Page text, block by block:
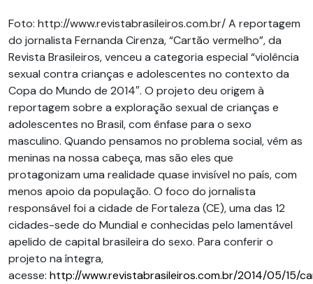
Foto: http://www.revistabrasileiros.com.br/ A reportagem
do jornalista Fernanda Cirenza, “Cartão vermelho”, da
Revista Brasileiros, venceu a categoria especial “violência
sexual contra crianças e adolescentes no contexto da
Copa do Mundo de 2014″. O projeto deu origem à
reportagem sobre a exploração sexual de crianças e
adolescentes no Brasil, com ênfase para o sexo
masculino. Quando pensamos no problema social, vêm as
meninas na nossa cabeça, mas são eles que
protagonizam uma realidade quase invisível no país, com
menos apoio da população. O foco do jornalista
responsável foi a cidade de Fortaleza (CE), uma das 12
cidades-sede do Mundial e conhecidas pelo lamentável
apelido de capital brasileira do sexo. Para conferir o
projeto na íntegra,
acesse: http://www.revistabrasileiros.com.br/2014/05/15/